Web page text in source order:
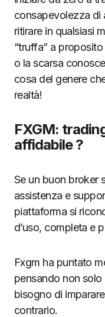
consapevolezza di
ritirare in qualsiasi
“truffa” a
o la scarsa
cosa del genere
realtà!
FXGM:
affidabile ?
Se un buon broker
assistenza e
piattaforma si
d’uso, completa e
Fxgm ha puntato
pensando non
bisogno di
contrario.